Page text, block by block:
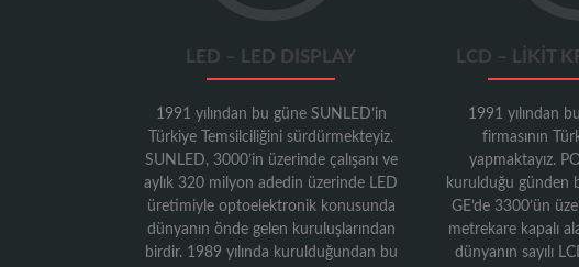
LED – LED DISPLAY
1991 yılından bu güne SUNLED’in
Türkiye Temsilciliğini sürdürmekteyiz.
SUNLED, 3000’in üzerinde çalışanı ve
aylık 320 milyon adedin üzerinde LED
üretimiyle optoelektronik konusunda
dünyanın önde gelen kuruluşlarından
birdir. 1989 yılında kurulduğundan bu
LCD – LİKİT
1991 yılından
firmasının
yapmaktayız.
kurulduğu günden
GE’de 3300’ün
metrekare kapalı
dünyanın sayılı